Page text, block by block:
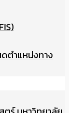
ตำแหน่งทาง